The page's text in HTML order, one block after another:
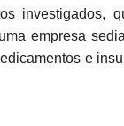
investigados,
empresa
e